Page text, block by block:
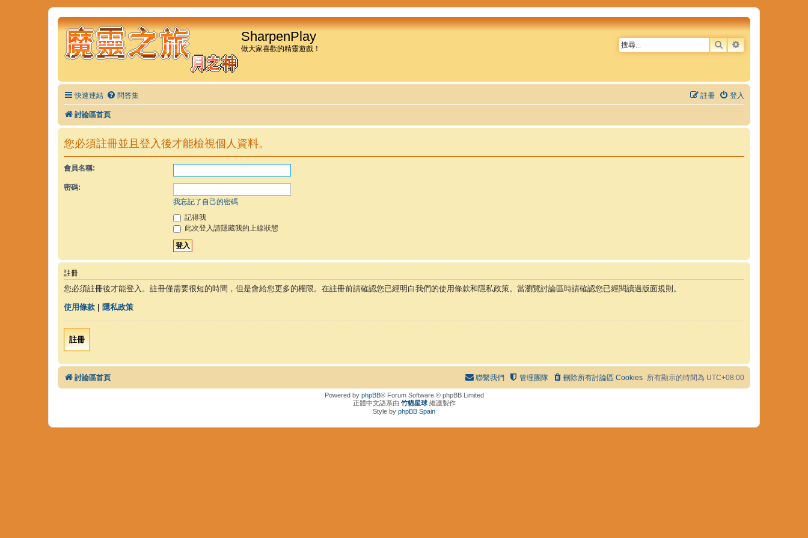
SharpenPlay
做大家喜歡的精靈遊戲！ 搜尋 進階搜尋
快速連結 問答集 登入
註冊
討論區首頁
您必須註冊並且登入後才能檢視個人資料。
會員名稱:
密碼:
我忘記了自己的密碼
記得我
此次登入請隱藏我的上線狀態
註冊
您必須註冊後才能登入。註冊僅需要很短的時間，但是會給您更多的權限。在註冊前請確認您已經明白我們的使用條款和隱私政策。當瀏覽討論區時請確認您已經閱讀過版面規則。
使用條款 隱私政策
註冊
討論區首頁 所有顯示的時間為 UTC+08:00
刪除所有討論區 Cookies
管理團隊
聯繫我們
Powered by phpBB® Forum Software © phpBB Limited
正體中文語系由 竹貓星球維護製作
Style by phpBB Spain